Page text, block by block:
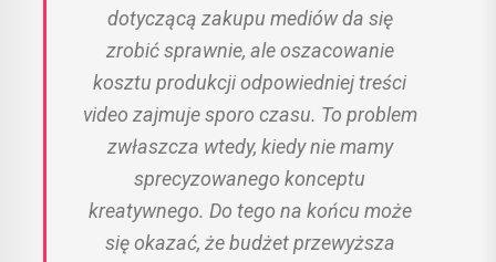
dotyczącą zakupu mediów da się
zrobić sprawnie, ale oszacowanie
kosztu produkcji odpowiedniej treści
video zajmuje sporo czasu. To problem
zwłaszcza wtedy, kiedy nie mamy
sprecyzowanego konceptu
kreatywnego. Do tego na końcu może
się okazać, że budżet przewyższa